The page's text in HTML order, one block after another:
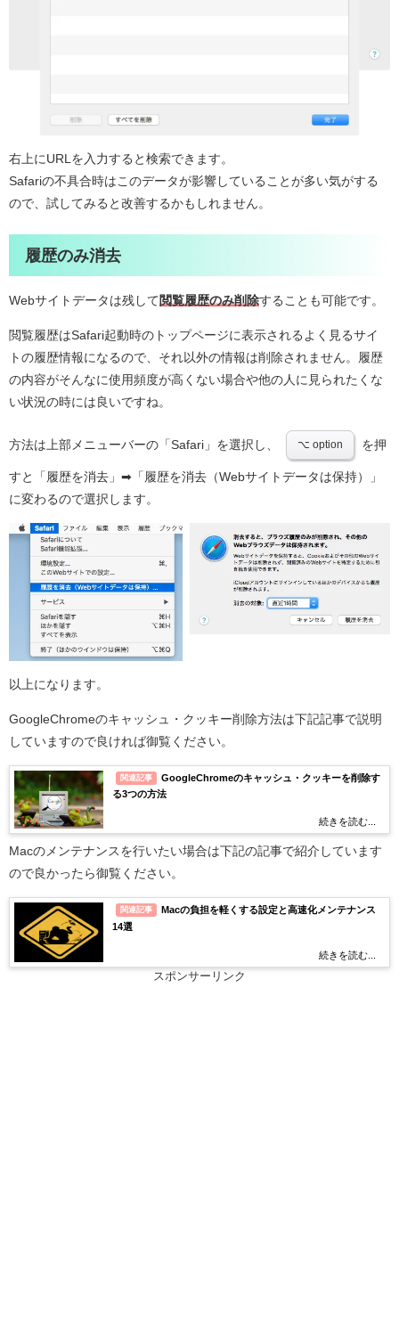
右上にURLを入力すると検索できます。
Safariの不具合時はこのデータが影響していることが多い気がする
ので、試してみると改善するかもしれません。
履歴のみ消去
Webサイトデータは残して 閲覧履歴のみ削除することも可能です。
閲覧履歴はSafari起動時のトップページに表示されるよく見るサイ
トの履歴情報になるので、それ以外の情報は削除されません。履歴
の内容がそんなに使用頻度が高くない場合や他の人に見られたくな
い状況の時には良いですね。
方法は上部メニューバーの「Safari」を選択し、 ⌥ option を押
すと「履歴を消去」➡︎「履歴を消去（Webサイトデータは保持）」
に変わるので選択します。
以上になります。
GoogleChromeのキャッシュ・クッキー削除方法は下記記事で説明
していますので良ければ御覧ください。
関連記事
GoogleChromeのキャッシュ・クッキーを削除す
る3つの方法
続きを読む...
Macのメンテナンスを行いたい場合は下記の記事で紹介しています
ので良かったら御覧ください。
関連記事
Macの負担を軽くする設定と高速化メンテナンス
14選
続きを読む...
スポンサーリンク